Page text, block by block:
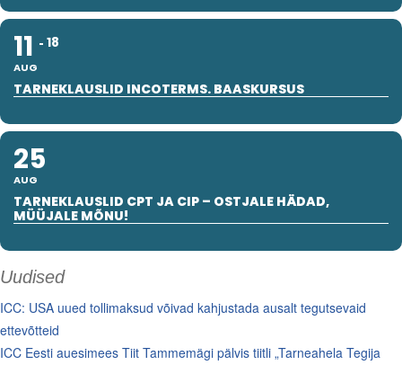
11
AUG
18
TARNEKLAUSLID INCOTERMS. BAASKURSUS
25
AUG
TARNEKLAUSLID CPT JA CIP – OSTJALE HÄDAD,
MÜÜJALE MÕNU!
Uudised
ICC: USA uued tollimaksud võivad kahjustada ausalt tegutsevaid
ettevõtteid
ICC Eesti auesimees Tiit Tammemägi pälvis tiitli „Tarneahela Tegija